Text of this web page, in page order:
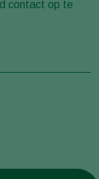
contact op te